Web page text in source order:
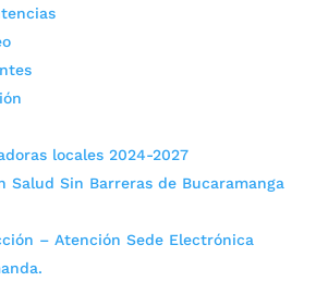
locales 2024-2027
Salud Sin Barreras de Bucaramanga
– Atención Sede Electrónica
del simulacro del 22 de
16, 2025|Noticias
avanza en la preparación del
a Emergencias 2025. Con